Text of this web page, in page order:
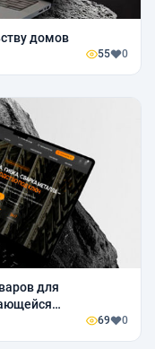
домов
55 0
для
69 0